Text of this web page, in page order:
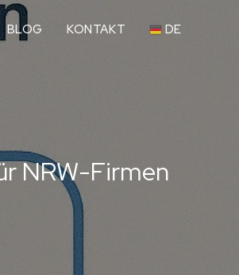
BLOG KONTAKT DE
NRW-Firmen